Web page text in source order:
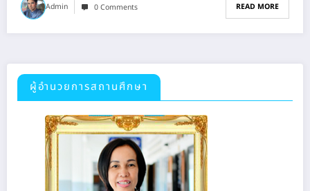
Admin 0 Comments READ MORE
ผู้อำนวยการสถานศึกษา